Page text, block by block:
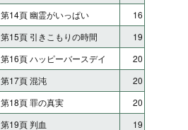
第14頁 幽霊がいっぱい
16
第15頁 引きこもりの時間
19
第16頁 ハッピーバースデイ
20
第17頁 混沌
20
第18頁 罪の真実
20
第19頁 判血 19